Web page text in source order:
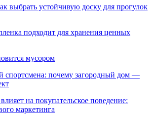
выбрать устойчивую доску для прогулок
подходит для хранения ценных
мусором
спортсмена: почему загородный дом —
на покупательское поведение:
маркетинга